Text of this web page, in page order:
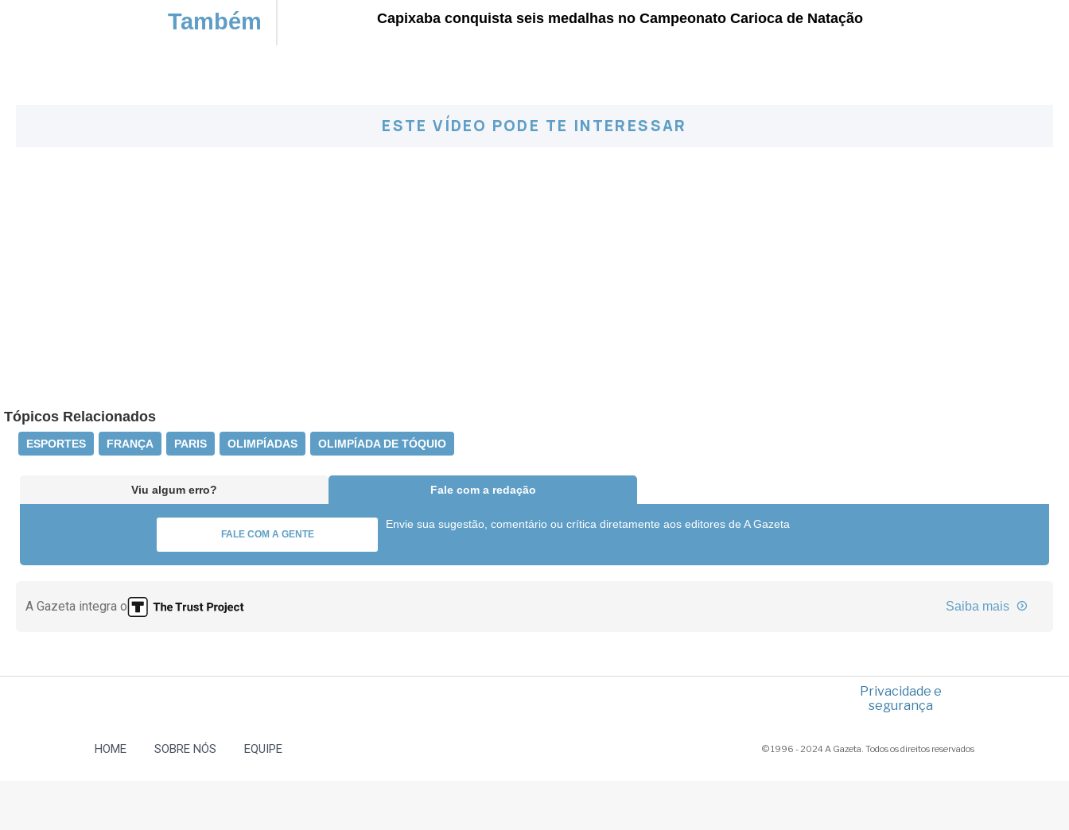
Também
Capixaba conquista seis medalhas no Campeonato Carioca de Natação
ESTE VÍDEO PODE TE INTERESSAR
Tópicos Relacionados
ESPORTES FRANÇA PARIS OLIMPÍADAS OLIMPÍADA DE TÓQUIO
Viu algum erro? Fale com a redação
FALE COM A GENTE
Envie sua sugestão, comentário ou crítica diretamente aos editores de A Gazeta
A Gazeta integra o Saiba mais
Privacidade e
segurança
HOME SOBRE NÓS EQUIPE © 1996 - 2024 A Gazeta. Todos os direitos reservados